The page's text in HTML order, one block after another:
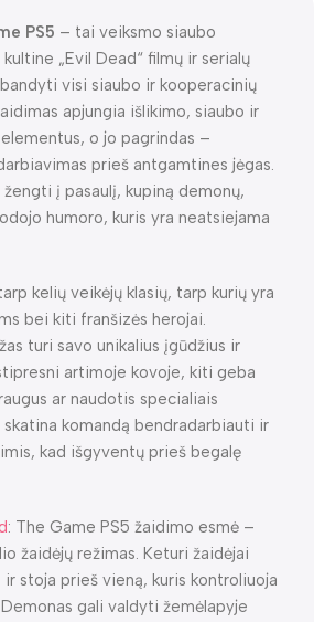
PS5 – tai veiksmo siaubo
„Evil Dead“ filmų ir serialų
visi siaubo ir kooperacinių
apjungia išlikimo, siaubo ir
o jo pagrindas –
prieš antgamtines jėgas.
į pasaulį, kupiną demonų,
humoro, kuris yra neatsiejama
kelių veikėjų klasių, tarp kurių yra
bei kiti franšizės herojai.
turi savo unikalius įgūdžius ir
artimoje kovoje, kiti geba
ar naudotis specialiais
skatina komandą bendradarbiauti ir
kad išgyventų prieš begalę
: The Game PS5 žaidimo esmė –
žaidėjų režimas. Keturi žaidėjai
ir stoja prieš vieną, kuris kontroliuoja
gali valdyti žemėlapyje